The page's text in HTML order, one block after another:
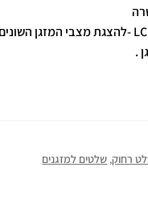
.
רחוק, שלטים למזגנים